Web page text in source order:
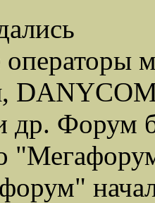
операторы
др. Форум